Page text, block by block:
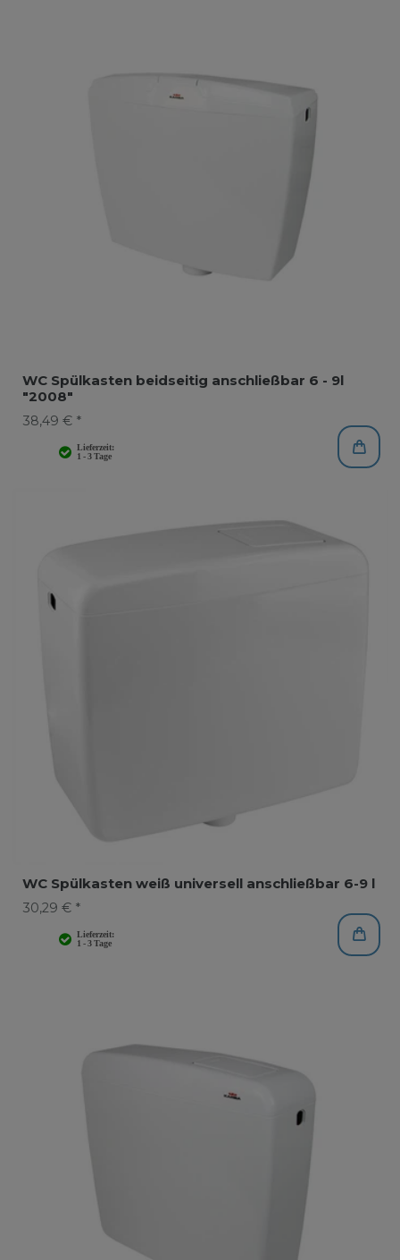
WC Spülkasten beidseitig anschließbar 6 - 9l
"2008"
38,49 € *
WC Spülkasten weiß universell anschließbar 6-9 l
30,29 € *